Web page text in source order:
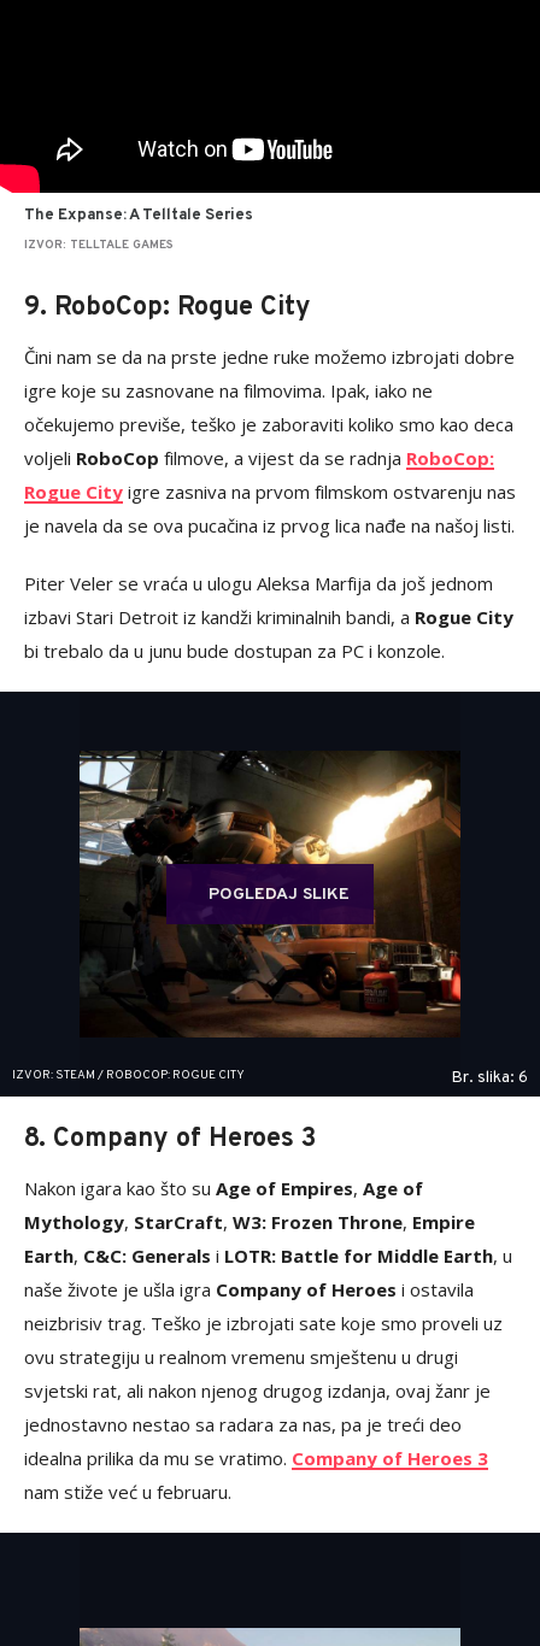
The Expanse: A Telltale Series
IZVOR: TELLTALE GAMES
9. RoboCop: Rogue City
Čini nam se da na prste jedne ruke možemo izbrojati dobre
igre koje su zasnovane na filmovima. Ipak, iako ne
očekujemo previše, teško je zaboraviti koliko smo kao deca
voljeli RoboCop filmove, a vijest da se radnja RoboCop:
Rogue City igre zasniva na prvom filmskom ostvarenju nas
je navela da se ova pucačina iz prvog lica nađe na našoj listi.
Piter Veler se vraća u ulogu Aleksa Marfija da još jednom
izbavi Stari Detroit iz kandži kriminalnih bandi, a Rogue City
bi trebalo da u junu bude dostupan za PC i konzole.
POGLEDAJ SLIKE
IZVOR: STEAM / ROBOCOP: ROGUE CITY Br. slika: 6
8. Company of Heroes 3
Nakon igara kao što su Age of Empires, Age of
Mythology, StarCraft, W3: Frozen Throne, Empire
Earth, C&C: Generals i LOTR: Battle for Middle Earth, u
naše živote je ušla igra Company of Heroes i ostavila
neizbrisiv trag. Teško je izbrojati sate koje smo proveli uz
ovu strategiju u realnom vremenu smještenu u drugi
svjetski rat, ali nakon njenog drugog izdanja, ovaj žanr je
jednostavno nestao sa radara za nas, pa je treći deo
idealna prilika da mu se vratimo. Company of Heroes 3
nam stiže već u februaru.